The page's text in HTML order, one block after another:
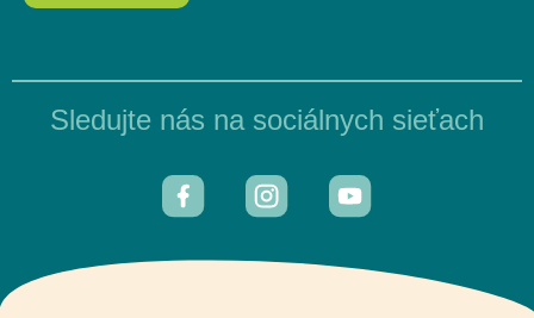
Sledujte nás na sociálnych sieťach